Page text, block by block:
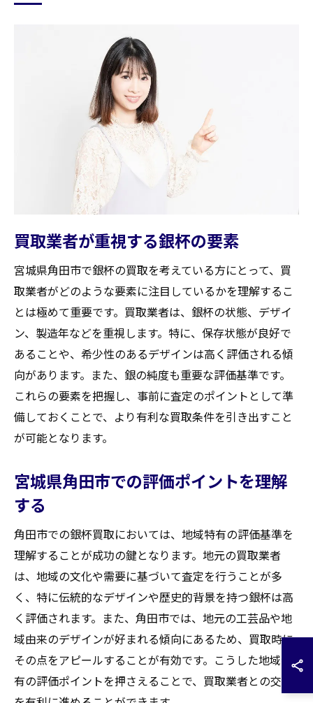
買取業者が重視する銀杯の要素
宮城県角田市で銀杯の買取を考えている方にとって、買
取業者がどのような要素に注目しているかを理解するこ
とは極めて重要です。買取業者は、銀杯の状態、デザイ
ン、製造年などを重視します。特に、保存状態が良好で
あることや、希少性のあるデザインは高く評価される傾
向があります。また、銀の純度も重要な評価基準です。
これらの要素を把握し、事前に査定のポイントとして準
備しておくことで、より有利な買取条件を引き出すこと
が可能となります。
宮城県角田市での評価ポイントを理解
する
角田市での銀杯買取においては、地域特有の評価基準を
理解することが成功の鍵となります。地元の買取業者
は、地域の文化や需要に基づいて査定を行うことが多
く、特に伝統的なデザインや歴史的背景を持つ銀杯は高
く評価されます。また、角田市では、地元の工芸品や地
域由来のデザインが好まれる傾向にあるため、買取時に
その点をアピールすることが有効です。こうした地域特
有の評価ポイントを押さえることで、買取業者との交渉